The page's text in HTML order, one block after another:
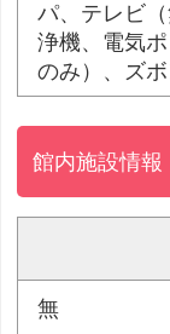
パ、テレビ
浄機、電気
のみ）、ズ
館内施設情報
無